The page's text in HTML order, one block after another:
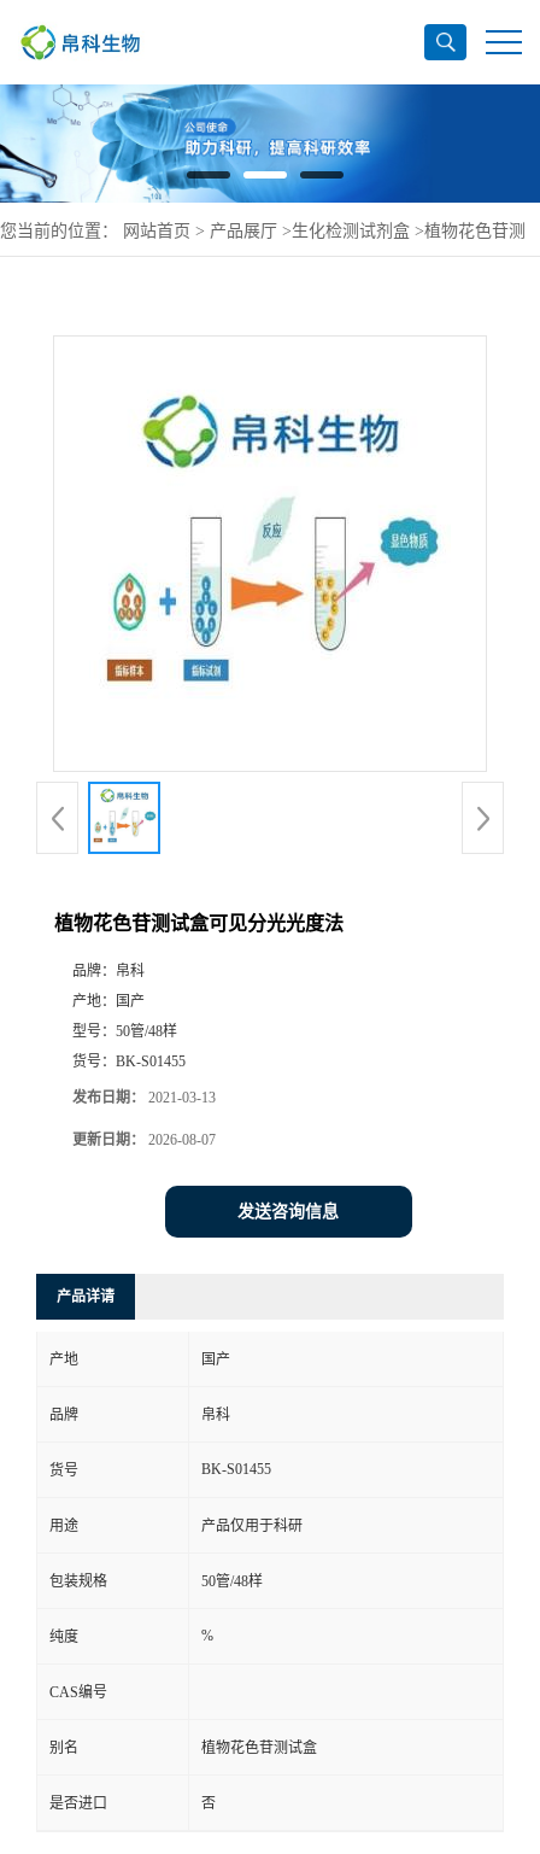
您当前的位置： 网站首页 > 产品展厅 >生化检测试剂盒 >植物花色苷测
植物花色苷测试盒可见分光光度法
品牌： 帛科
产地：
国产
型号： 50管/48样
货号： BK-S01455
发布日期： 2021-03-13
更新日期： 2026-08-07
发送咨询信息
产品详请
产地 国产
品牌 帛科
货号 BK-S01455
用途 产品仅用于科研
包装规格 50管/48样
纯度 %
CAS编号
别名 植物花色苷测试盒
是否进口 否